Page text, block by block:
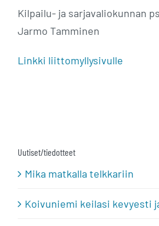
Kilpailu- ja sarjavaliokunnan
Jarmo Tamminen
Linkki liittomyllysivulle
Uutiset/tiedotteet
Mika matkalla telkkariin
Koivuniemi keilasi kevyesti